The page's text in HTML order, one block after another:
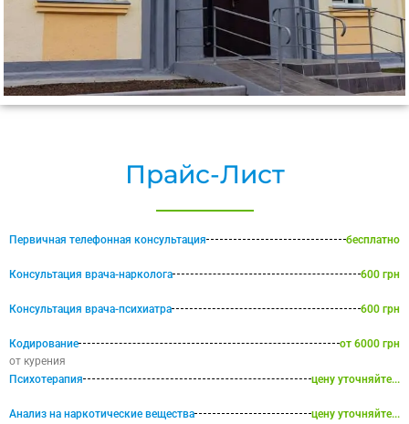
Прайс-Лист
Первичная телефонная консультация бесплатно
Консультация врача-нарколога 600 грн
Консультация врача-психиатра 600 грн
Кодирование
от 6000 грн
от курения
Психотерапия
цену уточняйте...
Анализ на наркотические вещества цену уточняйте...